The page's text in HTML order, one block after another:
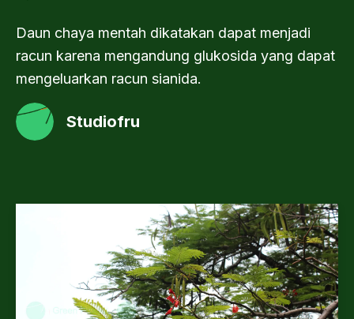
Daun chaya mentah dikatakan dapat menjadi
racun karena mengandung glukosida yang dapat
mengeluarkan racun sianida.
Studiofru